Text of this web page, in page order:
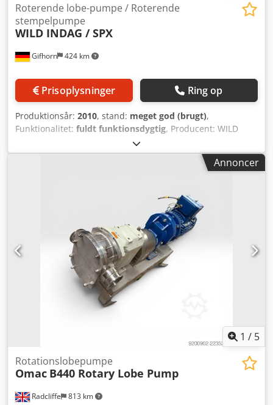
Gifhorn 424 km
Roterende lobe-pumpe / Roterende
stempelpumpe
WILD INDAG / SPX
Prisoplysninger Ring op
Produktionsår: 2010, stand: meget god (brugt),
Funktionalitet: fuldt funktionsdygtig, Producent: WILD
INDAG / SPX Type: INO1 CC 160 VT TS100 Årstal: 2010
Arbejdsprincip: Roterende stempelpumpe Dedpfxozhcb Ds
Ag Djck Maks. tryk: 16 bar Drivmotor: SEW-Eurodrive 5,5 kW
brug i fødevareindustrien Tilstand: meget god
Annoncer
1 / 5
Radcliffe 813 km
Rotationslobepumpe
Omac B440 Rotary Lobe Pump